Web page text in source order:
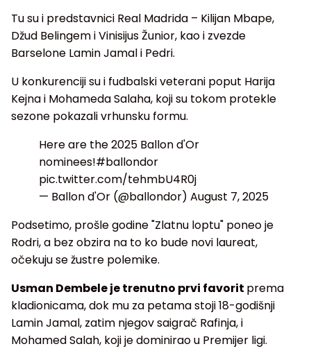
Tu su i predstavnici Real Madrida – Kilijan Mbape,
Džud Belingem i Vinisijus Žunior, kao i zvezde
Barselone Lamin Jamal i Pedri.
U konkurenciji su i fudbalski veterani poput Harija
Kejna i Mohameda Salaha, koji su tokom protekle
sezone pokazali vrhunsku formu.
Here are the 2025 Ballon d'Or
nominees!#ballondor
pic.twitter.com/tehmbU4R0j
— Ballon d'Or (@ballondor) August 7, 2025
Podsetimo, prošle godine "Zlatnu loptu" poneo je
Rodri, a bez obzira na to ko bude novi laureat,
očekuju se žustre polemike.
Usman Dembele je trenutno prvi favorit prema
kladionicama, dok mu za petama stoji 18-godišnji
Lamin Jamal, zatim njegov saigrač Rafinja, i
Mohamed Salah, koji je dominirao u Premijer ligi.